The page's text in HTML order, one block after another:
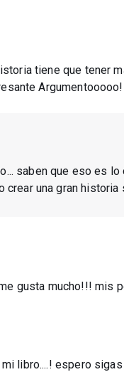
tiene que tener
saben que eso es
crear una gran
gusta mucho!!! mis
libro....! espero